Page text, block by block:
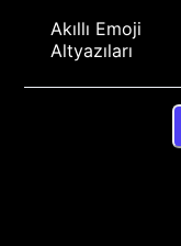
Akıllı Emoji
Altyazıları